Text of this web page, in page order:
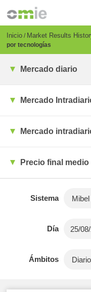
principal
Breadcrumb
Inicio Market Results
por tecnologías
Mercado diario
Mercado
Mercado
Precio final medio
Sistema
Día
Ámbitos